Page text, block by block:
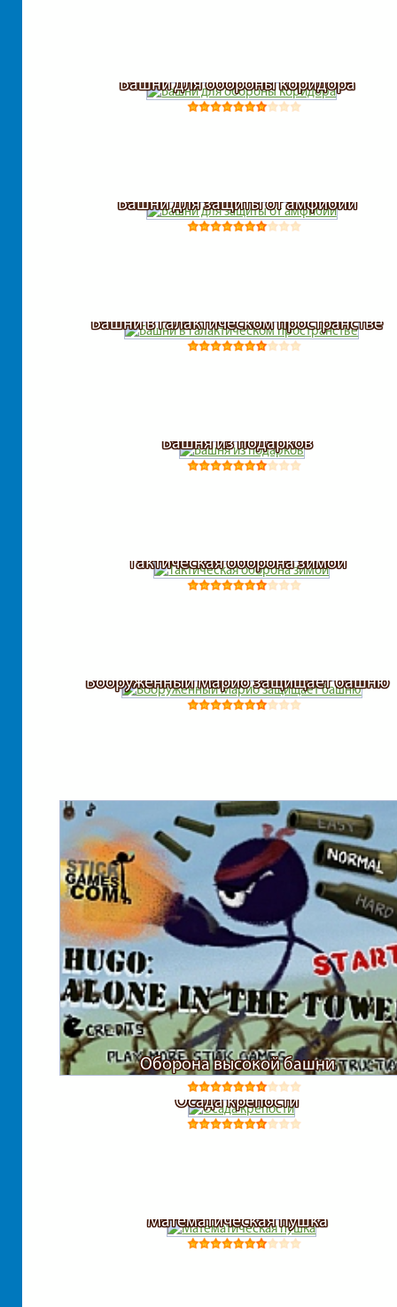
Башни для обороны коридора
Башни для защиты от амфибий
Башни в галактическом пространстве
Башня из подарков
Тактическая оборона зимой
Вооруженный Марио защищает башню
Оборона высокой башни
Осада крепости
Математическая пушка